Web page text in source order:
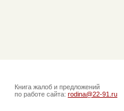
Книга жалоб и предложений
по работе сайта: rodina@22-91.ru